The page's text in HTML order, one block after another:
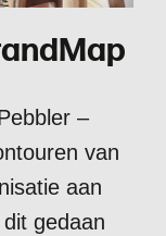
andMap
–
van
aan
gedaan